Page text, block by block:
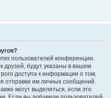
пользователей конференции.
друзей, будут указаны в вашем
доступа к информации о том,
отправки им личных сообщений.
могут выделяться, если это